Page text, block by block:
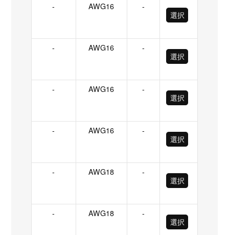
- AWG16
-
選択
- AWG16
-
選択
- AWG16
-
選択
- AWG16
-
選択
- AWG18
-
選択
- AWG18
-
選択